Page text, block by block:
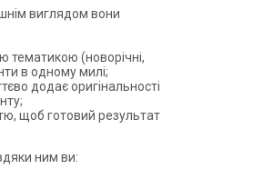
виглядом вони
тематикою (новорічні,
в одному милі;
додає оригінальності
щоб готовий результат
ним ви: